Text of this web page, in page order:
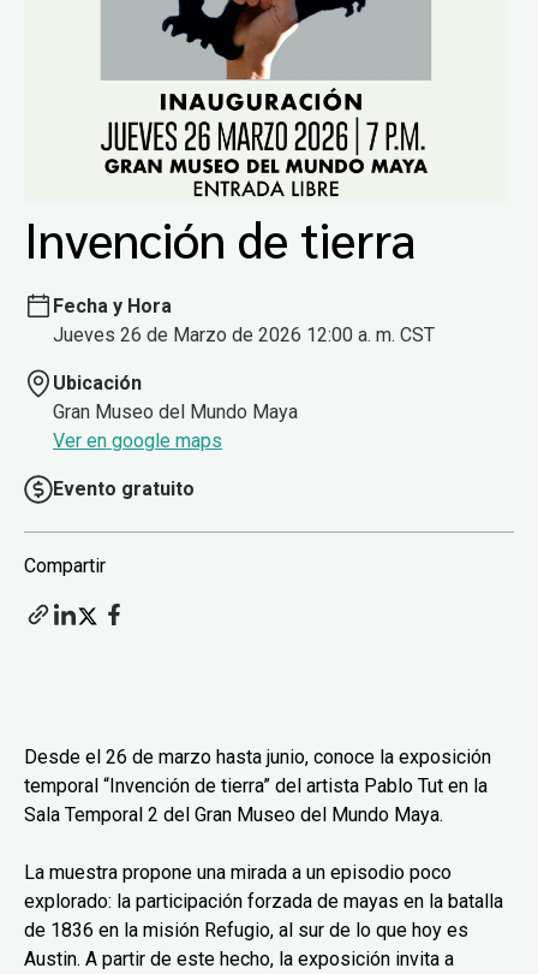
Invención de tierra
Fecha y Hora
Jueves 26 de Marzo de 2026 12:00 a. m. CST
Ubicación
Gran Museo del Mundo Maya
Ver en google maps
Evento gratuito
Compartir
Desde el 26 de marzo hasta junio, conoce la exposición
temporal “Invención de tierra” del artista Pablo Tut en la
Sala Temporal 2 del Gran Museo del Mundo Maya.
La muestra propone una mirada a un episodio poco
explorado: la participación forzada de mayas en la batalla
de 1836 en la misión Refugio, al sur de lo que hoy es
Austin. A partir de este hecho, la exposición invita a